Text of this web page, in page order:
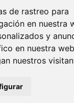
de rastreo para
en nuestra
y
en nuestra
nuestros